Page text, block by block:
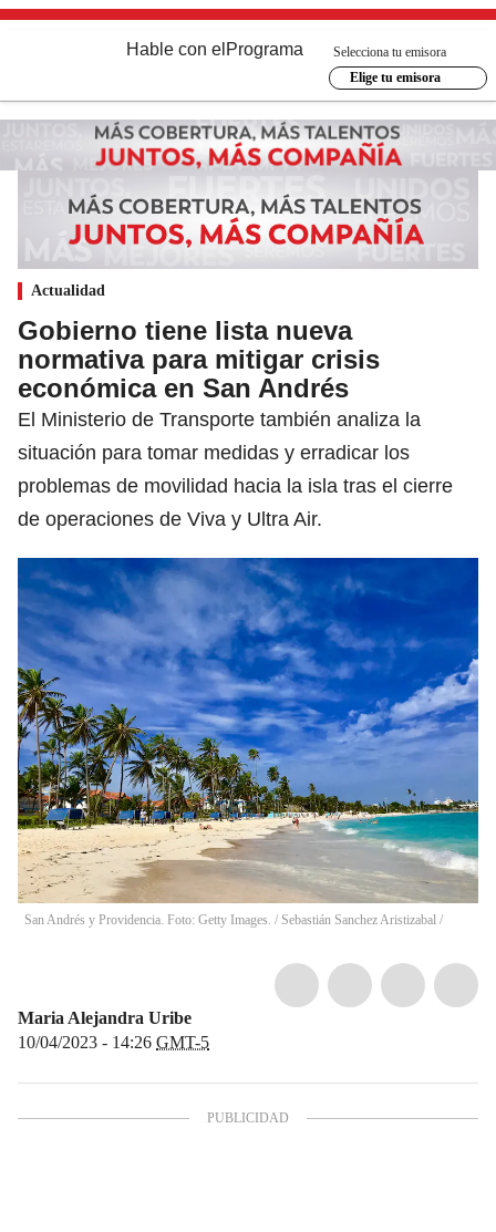
Hable con el Programa
Selecciona tu emisora
Elige tu emisora
Actualidad
Gobierno tiene lista nueva
normativa para mitigar crisis
económica en San Andrés
El Ministerio de Transporte también analiza la
situación para tomar medidas y erradicar los
problemas de movilidad hacia la isla tras el cierre
de operaciones de Viva y Ultra Air.
San Andrés y Providencia. Foto: Getty Images. / Sebastián Sanchez Aristizabal /
Maria Alejandra Uribe
10/04/2023 - 14:26 GMT-5